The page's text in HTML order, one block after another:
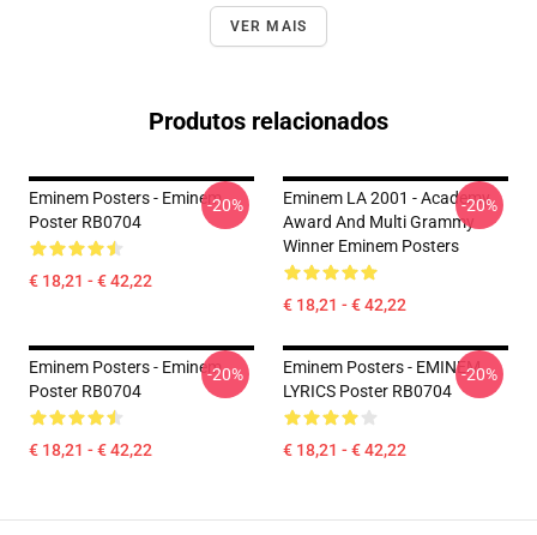
VER MAIS
Produtos relacionados
Eminem Posters - Eminem
Poster RB0704
€ 18,21 - € 42,22
-20%
Eminem LA 2001 - Academy
Award And Multi Grammy
Winner Eminem Posters
€ 18,21 - € 42,22
-20%
Eminem Posters - Eminem
Poster RB0704
€ 18,21 - € 42,22
-20%
Eminem Posters - EMINEM
LYRICS Poster RB0704
€ 18,21 - € 42,22
-20%